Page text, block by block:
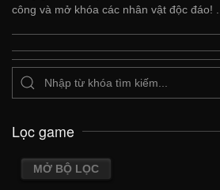
công và mở khóa các nhân vật độc đáo! ...
Lọc game
MỞ BỘ LỌC